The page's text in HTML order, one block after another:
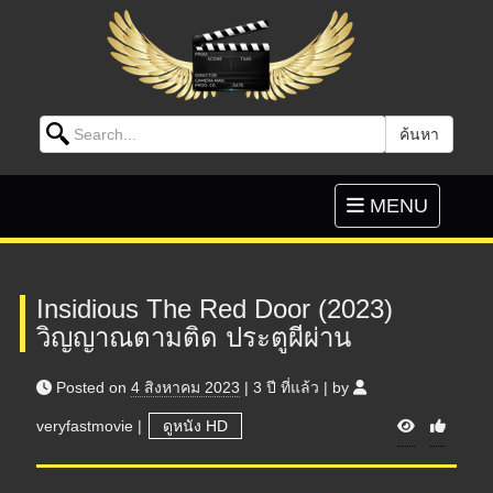
Search for: ค้นหา
Toggle
navigation
MENU
Insidious The Red Door (2023)
วิญญาณตามติด ประตูผีผ่าน
Posted on 4 สิงหาคม 2023 | 3 ปี ที่แล้ว | by
veryfastmovie | ดูหนัง HD V
i